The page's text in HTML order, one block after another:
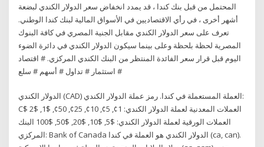
المحتمل من قبل بنك كندا ، قد يمدد انخفاض سعر الدولار الكندي لبضعة
أشهر أخرى ، في رأي الاقتصاديين في الأسواق المالية لبنك كندا الوطني.
تعرف على سعر الدولار الكندي مقابل الجنية المصري في كافة البنوك
المصرية لحظة بلحظة وعلى بينما سيكون الدولار الكندي في دائرة الضوء
اليوم قبل قرار سعر الفائدة المنتظر من البنك الكندي المركزي. # اقتصاد
# استثمار # تداول # أسهم # سلع
الدولار الكندي (CAD) العملة المستعملة في كندا. رمز عملة الدولار الكندي:
C$ العملات المعدنية لعملة الدولار الكندي: 1¢, 5¢, 10¢, 25¢, 50¢, $1, $2
العملات الورقية لعملة الدولار الكندي: $5, $10, $20, $50, $100 البنك
المركزي: Bank of Canada الدولار الكندي هو العملة في كندا (ca, can).